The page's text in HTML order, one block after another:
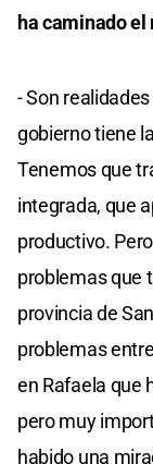
ha caminado el
- Son
gobierno tiene
Tenemos que
integrada, que
productivo.
problemas que
provincia de
problemas
en Rafaela que
pero muy
habido una